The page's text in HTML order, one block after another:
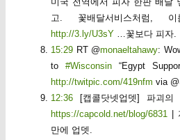
고. 꽃배달서비스처럼,
http://3.ly/U3sY …꽃보다 피자.
15:29 RT @monaeltahawy:
to#Wisconsin “Egypt
http://twitpic.com/419nfm via
12:36
[캡콜닷넷업뎃] 파괴
https://capcold.net/blog/6831 |
만에 업뎃.